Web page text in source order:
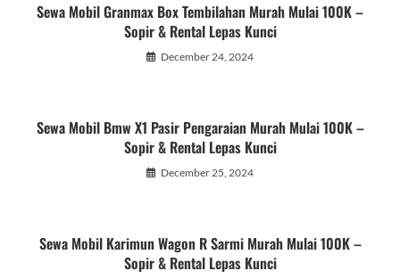
Sewa Mobil Granmax Box Tembilahan Murah Mulai 100K –
Sopir & Rental Lepas Kunci
December 24, 2024
Sewa Mobil Bmw X1 Pasir Pengaraian Murah Mulai 100K –
Sopir & Rental Lepas Kunci
December 25, 2024
Sewa Mobil Karimun Wagon R Sarmi Murah Mulai 100K –
Sopir & Rental Lepas Kunci